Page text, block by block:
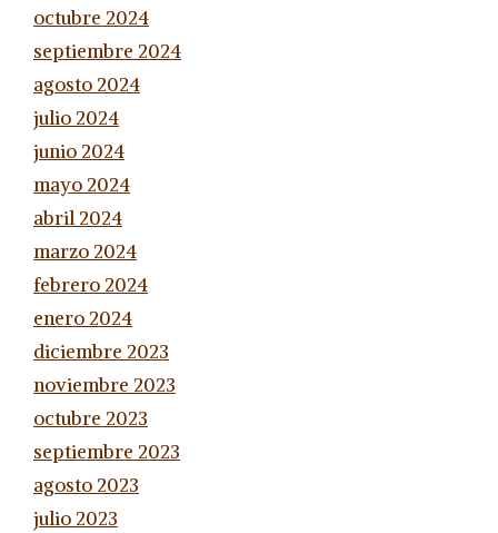
octubre 2024
septiembre 2024
agosto 2024
julio 2024
junio 2024
mayo 2024
abril 2024
marzo 2024
febrero 2024
enero 2024
diciembre 2023
noviembre 2023
octubre 2023
septiembre 2023
agosto 2023
julio 2023